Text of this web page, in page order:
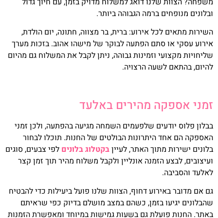
ובלונים מנופחים ברמה הגבוהה ביותר.
השירות מתאים לכל אירוע: ברית, בר מצווה, חתונה, יום הולדת,
אירוע עסקי או סתם הפתעה לבוקר של מישהו אהוב. בזכות מערך
שליחויות מקצועי וזמינות גבוהה, ניתן לקבל את המשלוח גם מהיום
להיום, בהתאם לשעה הרצויה.
זמני אספקה מהירים באלעד
בבלון פלוס יודעים שלפעמים השמחה מגיעה בהפתעה, ולכן זמני
האספקה הם אחד היתרונות הבולטים של החנות. תוכלו לבחור
בלונים ישירות מתוך האתר, לעייןבקטלוג בלונים לפי צבעים, סוגים
ועיצובים, לבצע הזמנה אונליין ולקבל משלוח מהיר תוך זמן קצר
לאלעד והסביבה.
גם אם מדובר באירוע דחוף, הצוות שלנו פועל ביעילות כדי להבטיח
שהבלונים יגיעו בזמן, כשהם במצב מושלם בדיוק כפי שראיתם
באתר. החנות פועלת גם בשעות גמישות במיוחד ומאפשרת הזמנות